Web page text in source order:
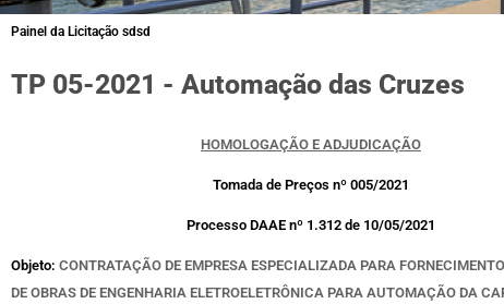
Painel da Licitação sdsd
TP 05-2021 - Automação das Cruzes
HOMOLOGAÇÃO E ADJUDICAÇÃO
Tomada de Preços nº 005/2021
Processo DAAE nº 1.312 de 10/05/2021
Objeto: CONTRATAÇÃO DE EMPRESA ESPECIALIZADA PARA
DE OBRAS DE ENGENHARIA ELETROELETRÔNICA PARA AUTOMAÇÃO DA